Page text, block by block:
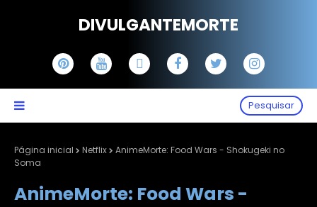
DIVULGANTEMORTE
Pesquisar
Página inicial Netflix
AnimeMorte: Food Wars - Shokugeki no
Soma
AnimeMorte: Food Wars -